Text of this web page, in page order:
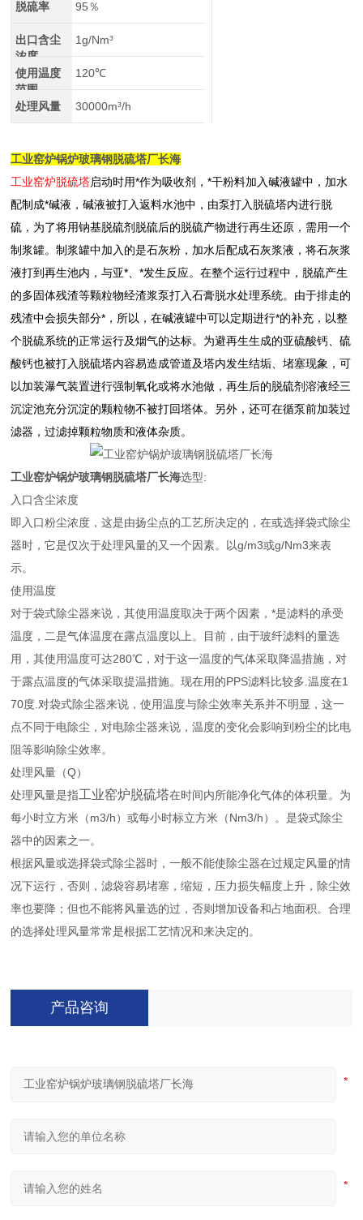
脱硫率 95％
出口含尘
浓度
1g/Nm³
使用温度
范围
120℃
处理风量 30000m³/h
工业窑炉锅炉玻璃钢脱硫塔厂长海
工业窑炉脱硫塔启动时用*作为吸收剂，*干粉料加入碱液罐中，加水
配制成*碱液，碱液被打入返料水池中，由泵打入脱硫塔内进行脱
硫，为了将用钠基脱硫剂脱硫后的脱硫产物进行再生还原，需用一个
制浆罐。制浆罐中加入的是石灰粉，加水后配成石灰浆液，将石灰浆
液打到再生池内，与亚*、*发生反应。在整个运行过程中，脱硫产生
的多固体残渣等颗粒物经渣浆泵打入石膏脱水处理系统。由于排走的
残渣中会损失部分*，所以，在碱液罐中可以定期进行*的补充，以整
个脱硫系统的正常运行及烟气的达标。为避再生生成的亚硫酸钙、硫
酸钙也被打入脱硫塔内容易造成管道及塔内发生结垢、堵塞现象，可
以加装瀑气装置进行强制氧化或将水池做，再生后的脱硫剂溶液经三
沉淀池充分沉淀的颗粒物不被打回塔体。另外，还可在循泵前加装过
滤器，过滤掉颗粒物质和液体杂质。
工业窑炉锅炉玻璃钢脱硫塔厂长海选型:
入口含尘浓度
即入口粉尘浓度，这是由扬尘点的工艺所决定的，在或选择袋式除尘
器时，它是仅次于处理风量的又一个因素。以g/m3或g/Nm3来表
示。
使用温度
对于袋式除尘器来说，其使用温度取决于两个因素，*是滤料的承受
温度，二是气体温度在露点温度以上。目前，由于玻纤滤料的量选
用，其使用温度可达280℃，对于这一温度的气体采取降温措施，对
于露点温度的气体采取提温措施。现在用的PPS滤料比较多.温度在1
70度.对袋式除尘器来说，使用温度与除尘效率关系并不明显，这一
点不同于电除尘，对电除尘器来说，温度的变化会影响到粉尘的比电
阻等影响除尘效率。
处理风量（Q）
处理风量是指工业窑炉脱硫塔在时间内所能净化气体的体积量。为
每小时立方米（m3/h）或每小时标立方米（Nm3/h）。是袋式除尘
器中的因素之一。
根据风量或选择袋式除尘器时，一般不能使除尘器在过规定风量的情
况下运行，否则，滤袋容易堵塞，缩短，压力损失幅度上升，除尘效
率也要降；但也不能将风量选的过，否则增加设备和占地面积。合理
的选择处理风量常常是根据工艺情况和来决定的。
产品咨询